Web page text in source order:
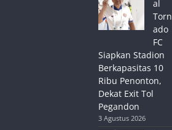
al
Torn
ado
FC
Siapkan Stadion
Berkapasitas 10
Ribu Penonton,
Dekat Exit Tol
Pegandon
3 Agustus 2026